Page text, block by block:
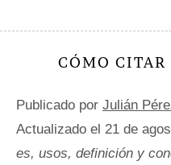
CÓMO CITAR
Publicado por Julián
Actualizado el 21 de
es, usos, definición y